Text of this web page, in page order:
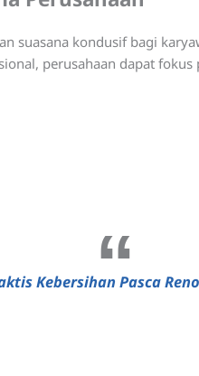
suasana kondusif bagi
perusahaan dapat
Kebersihan Pasca